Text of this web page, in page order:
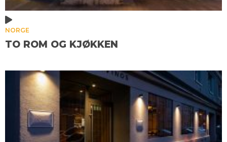
NORGE
TO ROM OG KJØKKEN